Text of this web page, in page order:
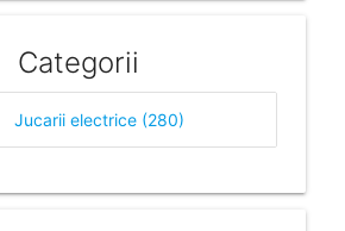
Categorii
Jucarii electrice (280)